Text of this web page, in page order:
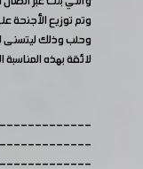
وتم توزيع
وحلب وذلك ليتسنى
لائقة بهذه المناسبة